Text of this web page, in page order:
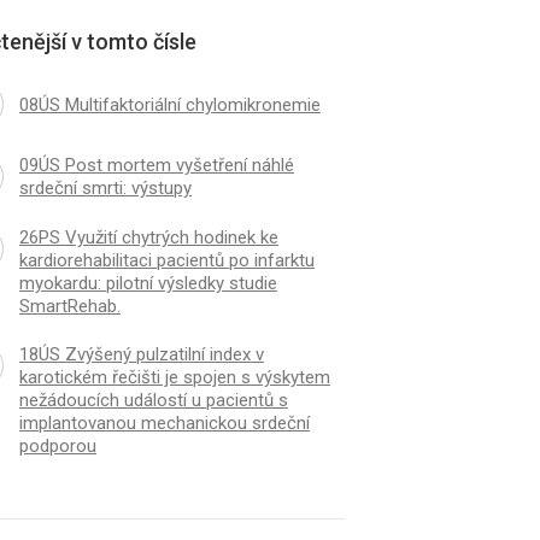
v tomto čísle
08ÚS Multifaktoriální chylomikronemie
09ÚS Post mortem vyšetření náhlé
srdeční smrti: výstupy
26PS Využití chytrých hodinek ke
kardiorehabilitaci pacientů po infarktu
myokardu: pilotní výsledky studie
SmartRehab.
18ÚS Zvýšený pulzatilní index v
karotickém řečišti je spojen s výskytem
nežádoucích událostí u pacientů s
implantovanou mechanickou srdeční
podporou